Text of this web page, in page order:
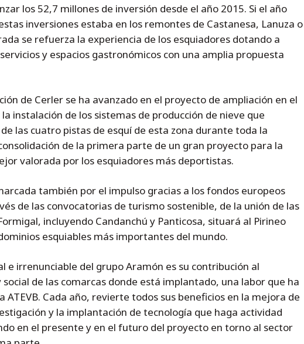
los 52,7 millones de inversión desde el año 2015. Si el año
inversiones estaba en los remontes de Castanesa, Lanuza o
se refuerza la experiencia de los esquiadores dotando a
y espacios gastronómicos con una amplia propuesta
de Cerler se ha avanzado en el proyecto de ampliación en el
instalación de los sistemas de producción de nieve que
las cuatro pistas de esquí de esta zona durante toda la
de la primera parte de un gran proyecto para la
valorada por los esquiadores más deportistas.
también por el impulso gracias a los fondos europeos
de las convocatorias de turismo sostenible, de la unión de las
incluyendo Candanchú y Panticosa, situará al Pirineo
esquiables más importantes del mundo.
e irrenunciable del grupo Aramón es su contribución al
de las comarcas donde está implantado, una labor que ha
ATEVB. Cada año, revierte todos sus beneficios en la mejora de
y la implantación de tecnología que haga actividad
en el presente y en el futuro del proyecto en torno al sector